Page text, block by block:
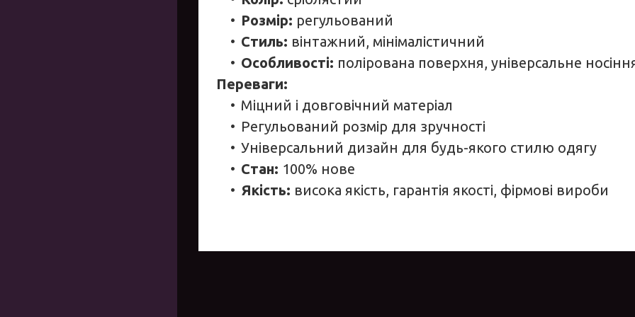
Розмір: регульований
Стиль: вінтажний, мінімалістичний
Особливості: полірована поверхня, універсальне
Переваги:
Міцний і довговічний матеріал
Регульований розмір для зручності
Універсальний дизайн для будь-якого стилю одягу
Стан: 100% нове
Якість: висока якість, гарантія якості, фірмові вироби